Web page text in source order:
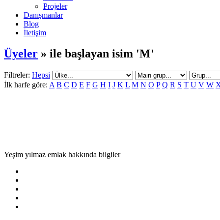
Projeler
Danışmanlar
Blog
İletişim
Üyeler » ile başlayan isim 'M'
Filtreler: Hepsi
İlk harfe göre: A B C D E F G H I J K L M N O P Q R S T U V W
Yeşim yılmaz emlak hakkında bilgiler